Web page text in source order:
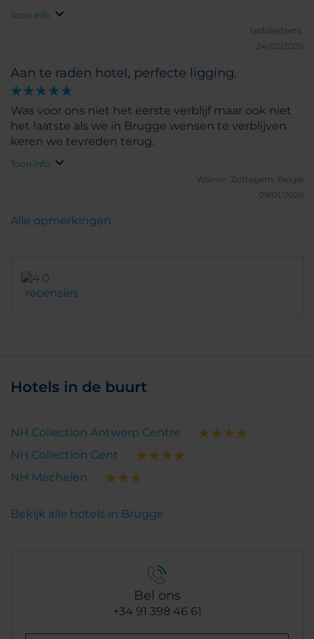
Toon info
teddiestexts.
24/02/2026
Aan te raden hotel, perfecte ligging.
Was voor ons niet het eerste verblijf maar ook niet
het laatste als we in Brugge wensen te verblijven
keren we tevreden terug.
Toon info
Walnor. Zottegem, België
09/01/2026
recensies
Alle opmerkingen
Hotels in de buurt
NH Collection Antwerp Centre
NH Collection Gent
NH Mechelen
Bekijk alle hotels in Brugge
Bel ons
+34 91 398 46 61